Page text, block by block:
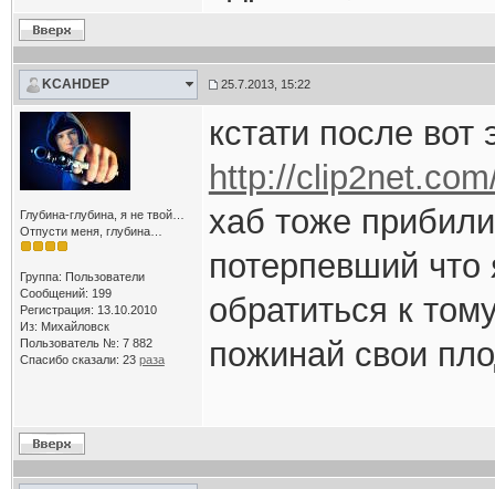
KCAHDEP 25.7.2013, 15:22
Глубина-глубина, я не твой…
Отпусти меня, глубина…
Группа: Пользователи
Сообщений: 199
Регистрация: 13.10.2010
Из: Михайловск
Пользователь №: 7 882
Спасибо сказали: 23 раза
кстати после вот
http://
хаб тоже
потерпевший
обратиться к
пожинай свои